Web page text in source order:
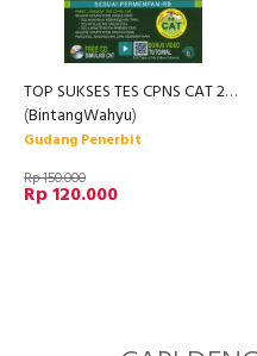
TOP SUKSES TES CPNS CAT 2018/2019
(BintangWahyu)
Gudang Penerbit
Rp 150.000
Rp 120.000